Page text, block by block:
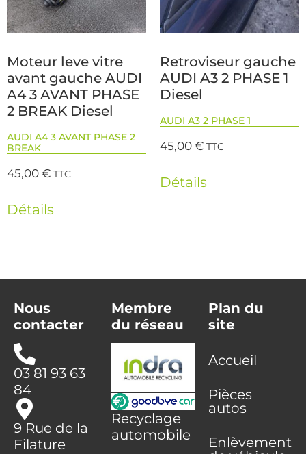
Moteur leve vitre
avant gauche AUDI
A4 3 AVANT PHASE
2 BREAK Diesel
AUDI A4 3 AVANT PHASE 2
BREAK
45,00€ TTC
Détails
Retroviseur gauche
AUDI A3 2 PHASE 1
Diesel
AUDI A3 2 PHASE 1
45,00€ TTC
Détails
Nous
contacter
03 81 93 63
84
9 Rue de la
Filature
Membre
du réseau
Recyclage
automobile
Plan du
site
Accueil
Pièces
autos
Enlèvement